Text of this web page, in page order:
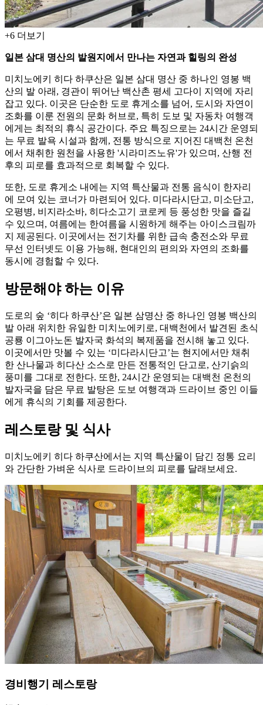
+6 더보기
일본 삼대 명산의 발원지에서 만나는 자연과 힐링의 완성
미치노에키 히다 하쿠산은 일본 삼대 명산 중 하나인 영봉 백
산의 발 아래, 경관이 뛰어난 백산촌 평세 고다이 지역에 자리
잡고 있다. 이곳은 단순한 도로 휴게소를 넘어, 도시와 자연이
조화를 이룬 전원의 문화 허브로, 특히 도보 및 자동차 여행객
에게는 최적의 휴식 공간이다. 주요 특징으로는 24시간 운영되
는 무료 발욕 시설과 함께, 전통 방식으로 지어진 대백천 온천
에서 채취한 원천을 사용한 '시라미즈노유'가 있으며, 산행 전
후의 피로를 효과적으로 회복할 수 있다.
또한, 도로 휴게소 내에는 지역 특산물과 전통 음식이 한자리
에 모여 있는 코너가 마련되어 있다. 미다라시단고, 미소단고,
오평병, 비지라소바, 히다소고기 코로케 등 풍성한 맛을 즐길
수 있으며, 여름에는 한여름을 시원하게 해주는 아이스크림까
지 제공된다. 이곳에서는 전기차를 위한 급속 충전소와 무료
무선 인터넷도 이용 가능해, 현대인의 편의와 자연의 조화를
동시에 경험할 수 있다.
방문해야 하는 이유
도로의 숲 ‘히다 하쿠산’은 일본 삼명산 중 하나인 영봉 백산의
발 아래 위치한 유일한 미치노에키로, 대백천에서 발견된 초식
공룡 이그아노돈 발자국 화석의 복제품을 전시해 놓고 있다.
이곳에서만 맛볼 수 있는 ‘미다라시단고’는 현지에서만 채취
한 산나물과 히다산 소스로 만든 전통적인 단고로, 산기슭의
풍미를 그대로 전한다. 또한, 24시간 운영되는 대백천 온천의
발자국을 담은 무료 발탕은 도보 여행객과 드라이브 중인 이들
에게 휴식의 기회를 제공한다.
레스토랑 및 식사
미치노에키 히다 하쿠산에서는 지역 특산물이 담긴 정통 요리
와 간단한 가벼운 식사로 드라이브의 피로를 달래보세요.
경비행기 레스토랑